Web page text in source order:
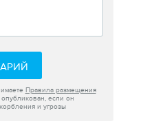
Правила размещения
если он
и угрозы